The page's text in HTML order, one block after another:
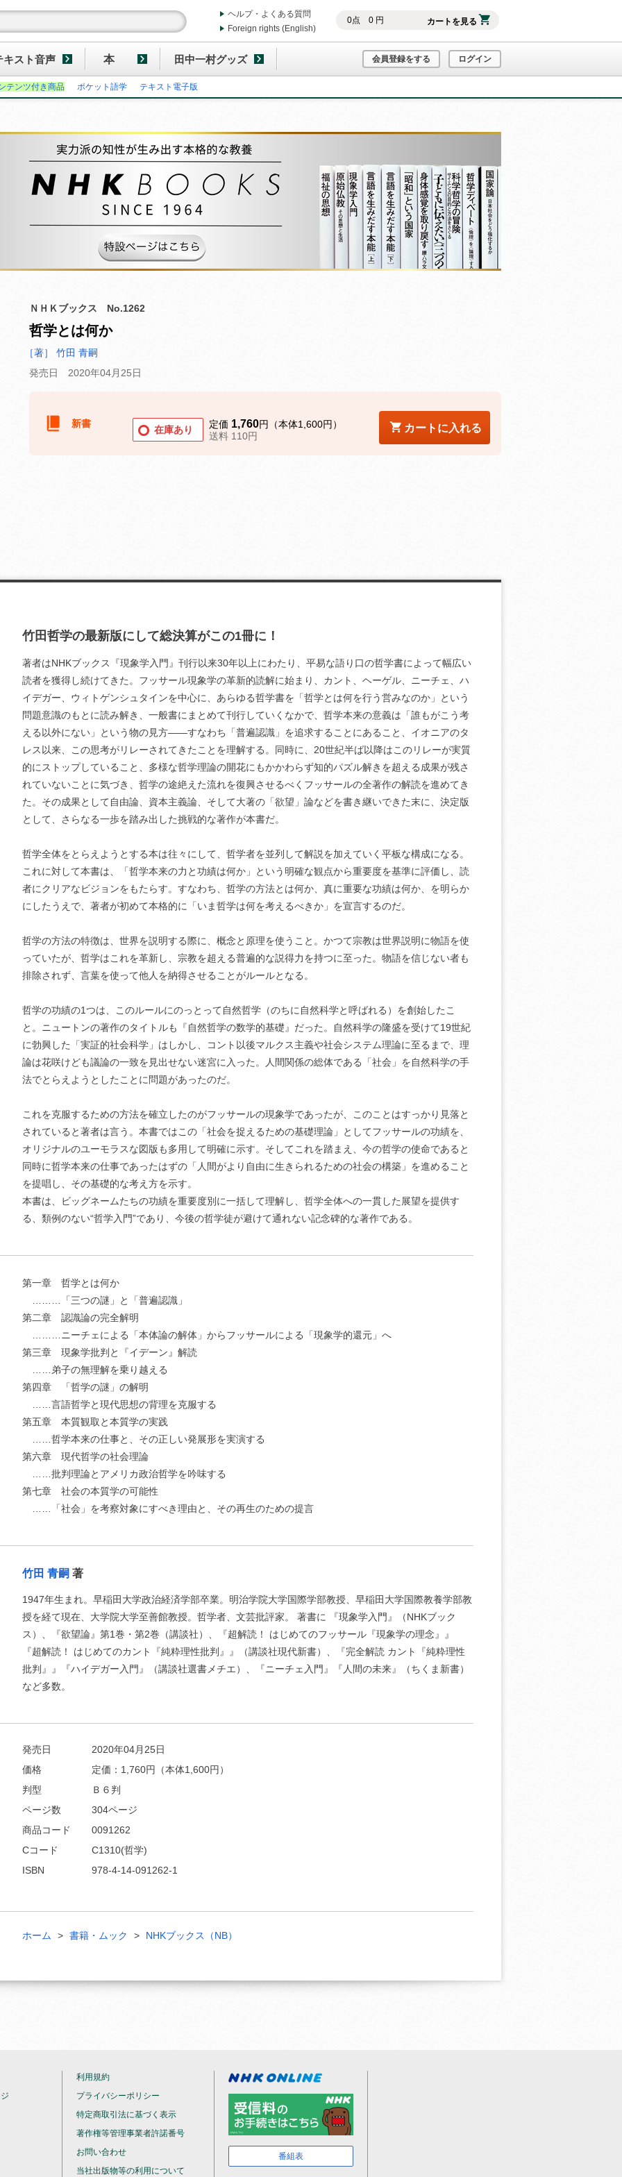
0点 0円 カートを見る
ヘルプ・よくある質問
Foreign rights (English)
キスト音声 本 田中一村グッズ 会員登録をする ログイン
テンツ付き商品 ポケット語学 テキスト電子版
お支払いに進む
他にも商品を買う
ＮＨＫブックス No.1262
哲学とは何か
［著］ 竹田 青嗣
発売日 2020年04月25日
新書
在庫あり 定価 1,760円（本体1,600円）
送料 110円
カートに入れる
竹田哲学の最新版にして総決算がこの1冊に！
著者はNHKブックス『現象学入門』刊行以来30年以上にわたり、平易な語り口の哲学書によって幅広い
読者を獲得し続けてきた。フッサール現象学の革新的読解に始まり、カント、ヘーゲル、ニーチェ、ハ
イデガー、ウィトゲンシュタインを中心に、あらゆる哲学書を「哲学とは何を行う営みなのか」という
問題意識のもとに読み解き、一般書にまとめて刊行していくなかで、哲学本来の意義は「誰もがこう考
える以外にない」という物の見方――すなわち「普遍認識」を追求することにあること、イオニアのタ
レス以来、この思考がリレーされてきたことを理解する。同時に、20世紀半ば以降はこのリレーが実質
的にストップしていること、多様な哲学理論の開花にもかかわらず知的パズル解きを超える成果が残さ
れていないことに気づき、哲学の途絶えた流れを復興させるべくフッサールの全著作の解読を進めてき
た。その成果として自由論、資本主義論、そして大著の「欲望」論などを書き継いできた末に、決定版
として、さらなる一歩を踏み出した挑戦的な著作が本書だ。
哲学全体をとらえようとする本は往々にして、哲学者を並列して解説を加えていく平板な構成になる。
これに対して本書は、「哲学本来の力と功績は何か」という明確な観点から重要度を基準に評価し、読
者にクリアなビジョンをもたらす。すなわち、哲学の方法とは何か、真に重要な功績は何か、を明らか
にしたうえで、著者が初めて本格的に「いま哲学は何を考えるべきか」を宣言するのだ。
哲学の方法の特徴は、世界を説明する際に、概念と原理を使うこと。かつて宗教は世界説明に物語を使
っていたが、哲学はこれを革新し、宗教を超える普遍的な説得力を持つに至った。物語を信じない者も
排除されず、言葉を使って他人を納得させることがルールとなる。
哲学の功績の1つは、このルールにのっとって自然哲学（のちに自然科学と呼ばれる）を創始したこ
と。ニュートンの著作のタイトルも『自然哲学の数学的基礎』だった。自然科学の隆盛を受けて19世紀
に勃興した「実証的社会科学」はしかし、コント以後マルクス主義や社会システム理論に至るまで、理
論は花咲けども議論の一致を見出せない迷宮に入った。人間関係の総体である「社会」を自然科学の手
法でとらえようとしたことに問題があったのだ。
これを克服するための方法を確立したのがフッサールの現象学であったが、このことはすっかり見落と
されていると著者は言う。本書ではこの「社会を捉えるための基礎理論」としてフッサールの功績を、
オリジナルのユーモラスな図版も多用して明確に示す。そしてこれを踏まえ、今の哲学の使命であると
同時に哲学本来の仕事であったはずの「人間がより自由に生きられるための社会の構築」を進めること
を提唱し、その基礎的な考え方を示す。
本書は、ビッグネームたちの功績を重要度別に一括して理解し、哲学全体への一貫した展望を提供す
る、類例のない“哲学入門”であり、今後の哲学徒が避けて通れない記念碑的な著作である。
第一章 哲学とは何か
………「三つの謎」と「普遍認識」
第二章 認識論の完全解明
………ニーチェによる「本体論の解体」からフッサールによる「現象学的還元」へ
第三章 現象学批判と『イデーン』解読
……弟子の無理解を乗り越える
第四章 「哲学の謎」の解明
……言語哲学と現代思想の背理を克服する
第五章 本質観取と本質学の実践
……哲学本来の仕事と、その正しい発展形を実演する
第六章 現代哲学の社会理論
……批判理論とアメリカ政治哲学を吟味する
第七章 社会の本質学の可能性
……「社会」を考察対象にすべき理由と、その再生のための提言
竹田 青嗣 著
1947年生まれ。早稲田大学政治経済学部卒業。明治学院大学国際学部教授、早稲田大学国際教養学部教
授を経て現在、大学院大学至善館教授。哲学者、文芸批評家。 著書に 『現象学入門』（NHKブック
ス）、『欲望論』第1巻・第2巻（講談社）、『超解読！ はじめてのフッサール『現象学の理念』』
『超解読！ はじめてのカント『純粋理性批判』』（講談社現代新書）、『完全解読 カント『純粋理性
批判』』『ハイデガー入門』（講談社選書メチエ）、『ニーチェ入門』『人間の未来』（ちくま新書）
など多数。
発売日
2020年04月25日
価格
定価： 1,760円（本体1,600円）
判型
Ｂ６判
ページ数
304ページ
商品コード
0091262
Cコード
C1310(哲学)
ISBN
978-4-14-091262-1
ホーム 書籍・ムック NHKブックス（NB）
利用規約
プライバシーポリシー
特定商取引法に基づく表示
著作権等管理事業者許諾番号
お問い合わせ
当社出版物等の利用について
番組表